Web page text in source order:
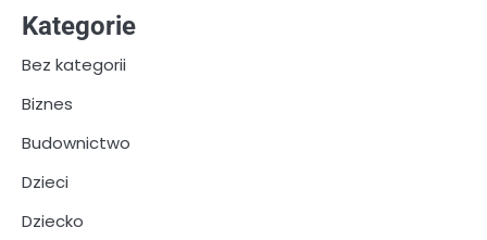
Kategorie
Bez kategorii
Biznes
Budownictwo
Dzieci
Dziecko